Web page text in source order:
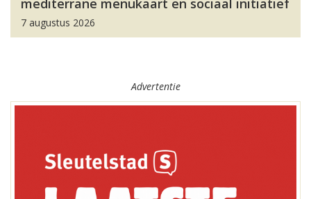
mediterrane menukaart en sociaal initiatief
7 augustus 2026
Advertentie